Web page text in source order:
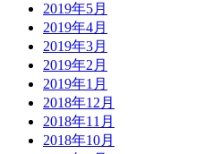
2019年5月
2019年4月
2019年3月
2019年2月
2019年1月
2018年12月
2018年11月
2018年10月